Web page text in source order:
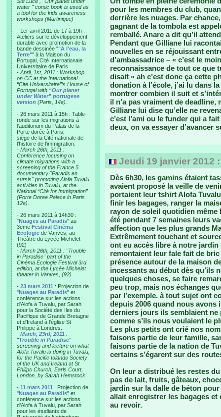
water " comic book is used as
a tool for the kids awareness
workshops (Martinique)
- 1er avril 2011 de 17 à 19h :
Ateliers sur le développement
durable avec promotion de la
bande dessinée ""A l'eau, la
Terre"" à la Maison du
Portugal, Cité Internationale
Universitaire de Paris.
- April, 1st, 2011 : Workshop
on CC at the International
“Cité Universitaire”’s House of
Portugal with “Our planet
under Water” portugese
version (Paris, 14e).
- 26 mars 2011 à 15h : Table-
ronde sur les migrations à
l’auditorium du Palais de la
Porte dorée à Paris,
siège de la Cité nationale de
l’histoire de l’immigration.
- March 26th, 2011 :
Conference focusing on
climate migrations with a
screening of the France 5
documentary "Paradis en
sursis" promoting Alofa Tuvalu
activities in Tuvalu, at the
National “Cité for Immigration”
(Porte Doree Palace in Paris
12e).
- 26 mars 2011 à 14h30 :
"Nuages au Paradis" au
3eme Festival Cinéma
Ecologie de Vanves, au
Théâtre du Lycée Michelet
(92)
- March 26th, 2011 : "Trouble
in Paradise" part of the
Cinéma Ecologie Festival 3rd
edition, at the Lycée Michelet
theater in Vanves, (92)
- 23 mars 2011 : Projection de
"Nuages au Paradis" et
conférence sur les actions
d'Alofa à Tuvalu, par Sarah
pour la Société des Iles du
Pacifique de Grande Bretagne
et d'Ireland à l'église St
Philippe à Londres.
- March, 23rd, 2011 :
"Trouble in Paradise"
screening and lecture on what
Alofa Tuvalu is doing in Tuvalu,
for the Pacific Islands Society
of the UK and Ireland at St
Philips Church, Earls Court,
London, by Sarah Hemstock
- 11 mars 2011 : Projection de
"Nuages au Paradis" et
conférence sur les actions
d'Alofa à Tuvalu, par Sarah
pour les étudiants de
pour les membres du club,
derrière les nuages. Par
gagnant de la tombola est
remballé. Anare a dit qu’il
Pendant que Gilliane lui
nouvelles en se réjouissant
d’ambassadrice – « c’est le
reconnaissance de tout ce que
disait « ah c’est donc ça cette
donation à l’école, j’ai lu dans
montrer combien il suit et
il n’a pas vraiment de deadline,
Gilliane lui dise qu’elle ne
c’est l’ami ou le funder qui a
deux, on va essayer d’avancer
Jeudi 19 janvier 2012
Dès 6h30, les gamins étaient
avaient proposé la veille de
portaient leur tshirt Alofa
finir les bagages, ranger la
rayon de soleil quotidien même
été pendant 7 semaines leurs
affection que les plus grands
Extrêmement touchant et
ont eu accès libre à notre
remontaient leur fale fait de
présence autour de la maison
incessants au début dès qu’ils
quelques choses, se faire
peu trop, mais nos échanges
par l’exemple. à tout sujet ont
depuis 2006 quand nous avons
derniers jours ils semblaient
comme s’ils nous voulaient le
Les plus petits ont crié nos
faisons partie de leur famille,
faisons partie de la nation de
certains s’égarent sur des
On leur a distribué les restes
pas de lait, fruits, gâteaux,
jardin sur la dalle de béton
allait enregistrer les bagages et
au revoir.